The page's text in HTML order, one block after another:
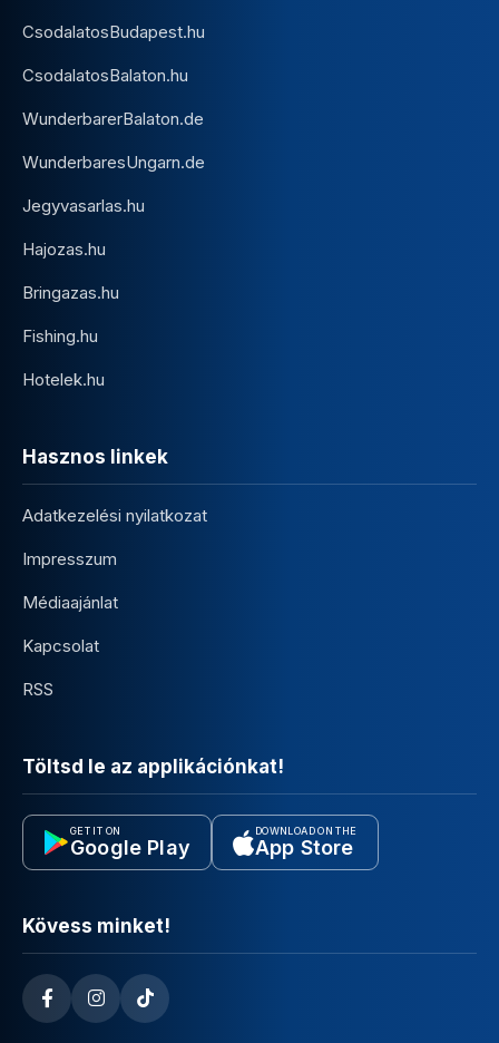
CsodalatosBudapest.hu
CsodalatosBalaton.hu
WunderbarerBalaton.de
WunderbaresUngarn.de
Jegyvasarlas.hu
Hajozas.hu
Bringazas.hu
Fishing.hu
Hotelek.hu
Hasznos linkek
Adatkezelési nyilatkozat
Impresszum
Médiaajánlat
Kapcsolat
RSS
Töltsd le az applikációnkat!
GET IT ON
Google Play
DOWNLOAD ON THE
App Store
Kövess minket!